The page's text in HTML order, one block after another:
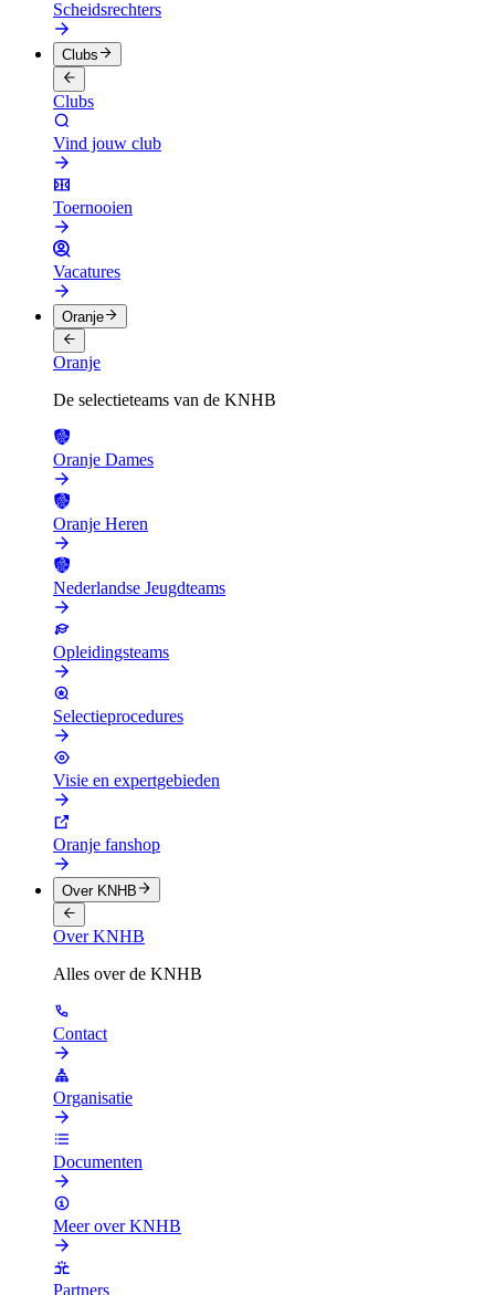
Scheidsrechters
Clubs
Clubs
Vind jouw club
Toernooien
Vacatures
Oranje
Oranje
De selectieteams van de KNHB
Oranje Dames
Oranje Heren
Nederlandse Jeugdteams
Opleidingsteams
Selectieprocedures
Visie en expertgebieden
Oranje fanshop
Over KNHB
Over KNHB
Alles over de KNHB
Contact
Organisatie
Documenten
Meer over KNHB
Partners